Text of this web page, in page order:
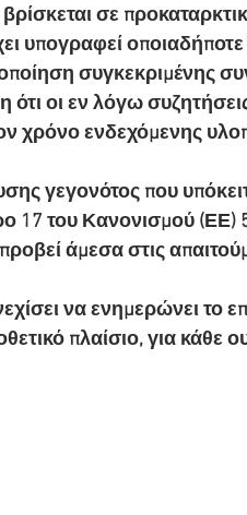
βρίσκεται σε
υπογραφεί
συγκεκριμένης
ότι οι εν λόγω
χρόνο ενδεχόμενης
γεγονότος που
17 του Κανονισμού (ΕΕ)
άμεσα στις
να ενημερώνει το
πλαίσιο, για κάθε